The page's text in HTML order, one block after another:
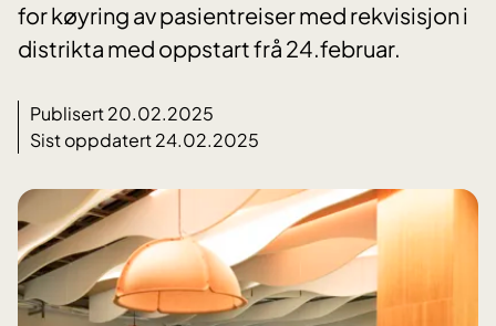
for køyring av pasientreiser med rekvisisjon i
distrikta med oppstart frå 24.februar.
Publisert 20.02.2025
Sist oppdatert 24.02.2025